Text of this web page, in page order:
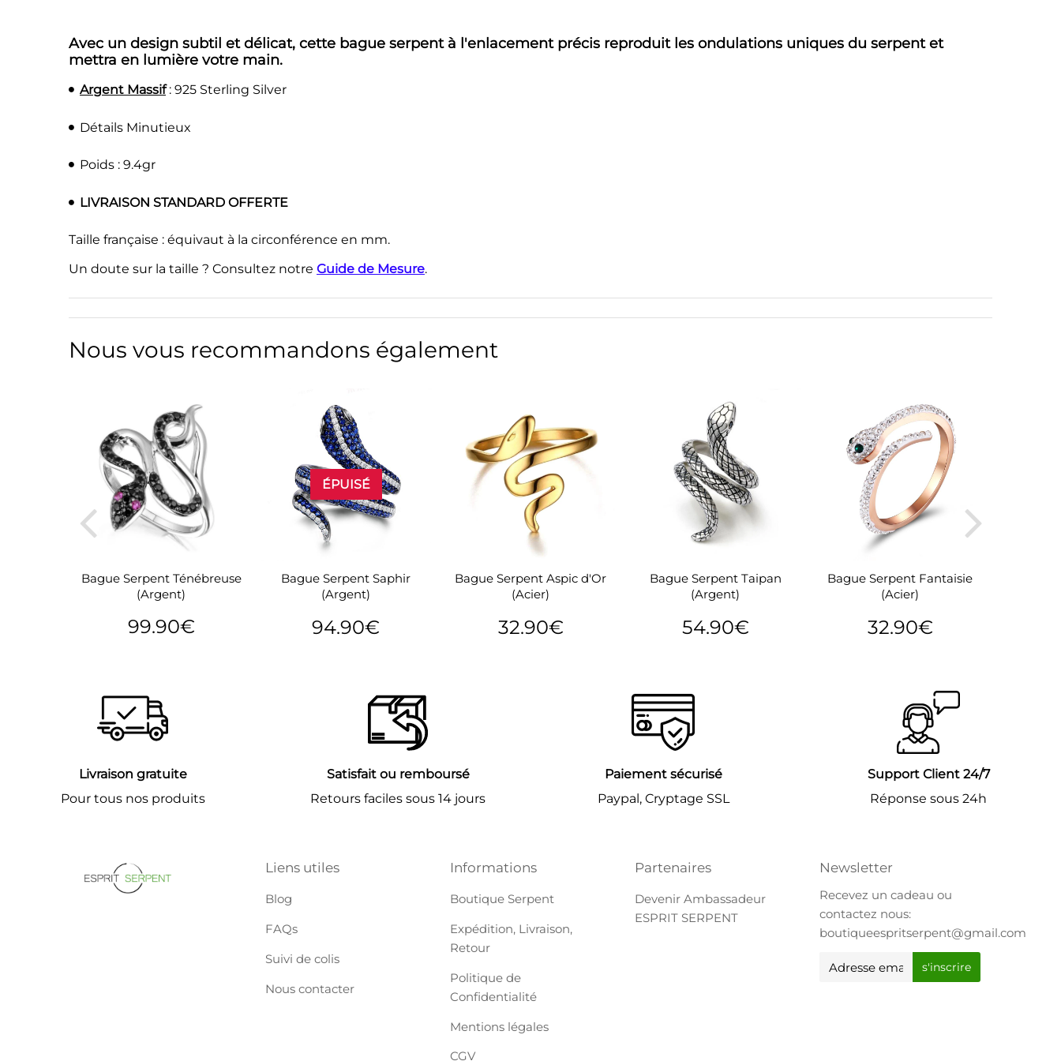
Avec un design subtil et délicat, cette bague serpent à l'enlacement précis reproduit les ondulations uniques du serpent et
mettra en lumière votre main.
Argent Massif : 925 Sterling Silver
Détails Minutieux
Poids : 9.4gr
LIVRAISON STANDARD OFFERTE
Taille française : équivaut à la circonférence en mm.
Un doute sur la taille ? Consultez notre Guide de Mesure.
Nous vous recommandons également
Bague Serpent Ténébreuse
(Argent)
Prix
99.90€
ÉPUISÉ
Bague Serpent Saphir
(Argent)
Prix
94.90€
Bague Serpent Aspic d'Or
(Acier)
Prix
32.90€
Bague Serpent Taipan
(Argent)
Prix
54.90€
Bague Serpent Fantaisie
(Acier)
Prix
32.90€
Livraison gratuite
Pour tous nos produits
Satisfait ou remboursé
Retours faciles sous 14 jours
Paiement sécurisé
Paypal, Cryptage SSL
Support Client 24/7
Réponse sous 24h
Liens utiles
Blog
FAQs
Suivi de colis
Nous contacter
Informations
Boutique Serpent
Expédition, Livraison,
Retour
Politique de
Confidentialité
Mentions légales
CGV
Partenaires
Devenir Ambassadeur
ESPRIT SERPENT
Newsletter
Recevez un cadeau ou
contactez nous:
boutiqueespritserpent@gmail.com
E-
s'inscrire